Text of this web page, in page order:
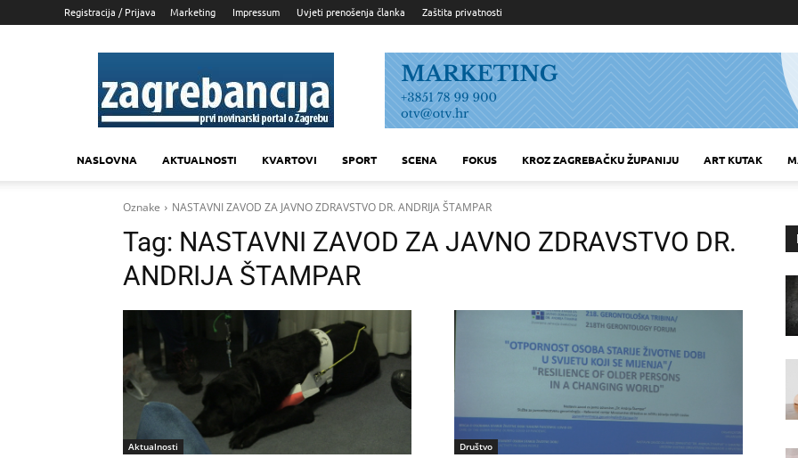
Registracija / Prijava Marketing Impressum Uvjeti prenošenja članka Zaštita privatnosti
Zagrebancija
NASLOVNA AKTUALNOSTI KVARTOVI SPORT SCENA FOKUS KROZ ZAGREBAČKU ŽUPANIJU ART KUTAK
Oznake NASTAVNI ZAVOD ZA JAVNO ZDRAVSTVO DR. ANDRIJA ŠTAMPAR
Tag: NASTAVNI ZAVOD ZA JAVNO ZDRAVSTVO DR.
ANDRIJA ŠTAMPAR
Aktualnosti Društvo